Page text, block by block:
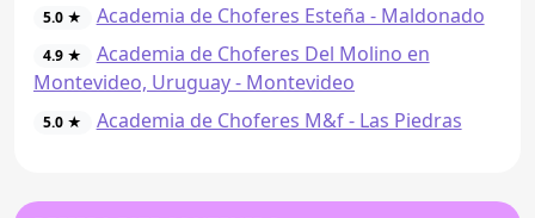
5.0 ★ Academia de Choferes Esteña - Maldonado
4.9 ★
Academia de Choferes Del Molino en
Montevideo, Uruguay - Montevideo
5.0 ★ Academia de Choferes M&f - Las Piedras